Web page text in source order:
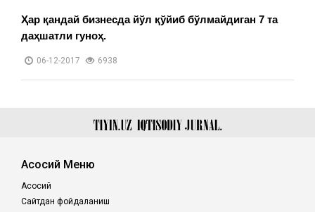
Ҳар қандай бизнесда йўл қўйиб бўлмайдиган 7 та
даҳшатли гуноҳ.
06-12-2017 6938
Асосий Меню
Асосий
Сайтдан фойдаланиш